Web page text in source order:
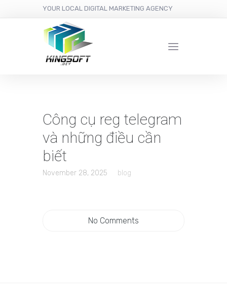
YOUR LOCAL DIGITAL MARKETING AGENCY
Công cụ reg telegram
và những điều cần
biết
November 28, 2025 blog
No Comments